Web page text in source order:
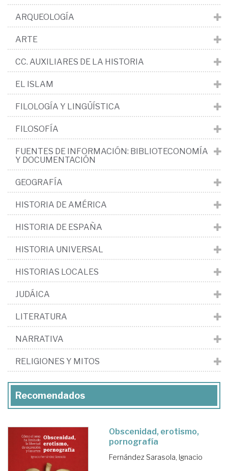
ARQUEOLOGÍA
ARTE
CC. AUXILIARES DE LA HISTORIA
EL ISLAM
FILOLOGÍA Y LINGÜÍSTICA
FILOSOFÍA
FUENTES DE INFORMACIÓN: BIBLIOTECONOMÍA
Y DOCUMENTACIÓN
GEOGRAFÍA
HISTORIA DE AMÉRICA
HISTORIA DE ESPAÑA
HISTORIA UNIVERSAL
HISTORIAS LOCALES
JUDÁICA
LITERATURA
NARRATIVA
RELIGIONES Y MITOS
Recomendados
Obscenidad, erotismo,
pornografía
Fernández Sarasola, Ignacio